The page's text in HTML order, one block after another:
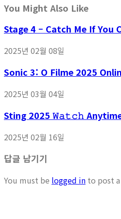
You Might Also Like
Stage 4 – Catch Me If
2025년 02월 08일
Sonic 3: O Filme 2025
2025년 03월 04일
Sting 2025 𝚆𝚊𝚝𝚌𝚑
2025년 02월 16일
답글 남기기
You must be logged in to post